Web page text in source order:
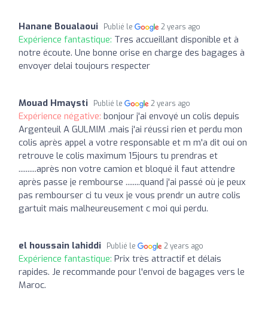
Hanane Boualaoui Publié le 2 years ago
Expérience fantastique: Tres accueillant disponible et à
notre écoute. Une bonne orise en charge des bagages à
envoyer delai toujours respecter
Mouad Hmaysti Publié le 2 years ago
Expérience négative: bonjour j'ai envoyé un colis depuis
Argenteuil A GULMIM .mais j'ai réussi rien et perdu mon
colis après appel a votre responsable et m m'a dit oui on
retrouve le colis maximum 15jours tu prendras et
..........après non votre camion et bloqué il faut attendre
après passe je rembourse ........quand j'ai passé où je peux
pas rembourser ci tu veux je vous prendr un autre colis
gartuit mais malheureusement c moi qui perdu.
el houssain lahiddi Publié le 2 years ago
Expérience fantastique: Prix très attractif et délais
rapides. Je recommande pour l'envoi de bagages vers le
Maroc.